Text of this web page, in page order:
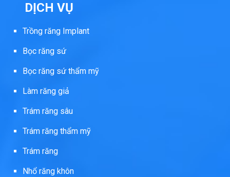
DỊCH VỤ
Trồng răng Implant
Bọc răng sứ
Bọc răng sứ thẩm mỹ
Làm răng giả
Trám răng sâu
Trám răng thẩm mỹ
Trám răng
Nhổ răng khôn